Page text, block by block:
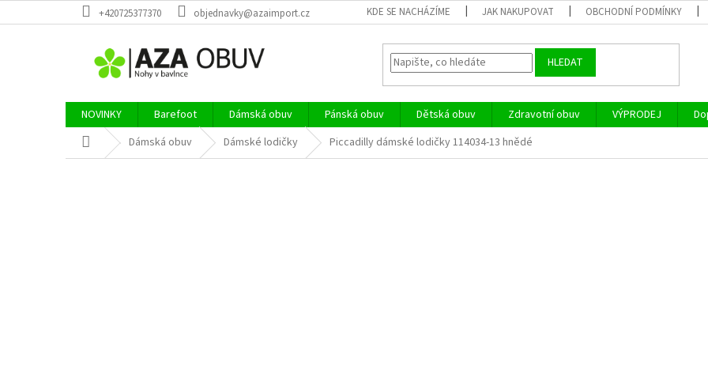
na
+420725377370 objednavky@azaimport.cz KDE SE NACHÁZÍME JAK NAKUPOVAT OBCHODNÍ PODMÍNKY
HLEDAT
NOVINKY Barefoot Dámská obuv Pánská obuv Dětská obuv Zdravotní obuv VÝPRODEJ
Domů Dámská obuv Dámské lodičky Piccadilly dámské lodičky 114034-13 hnědé